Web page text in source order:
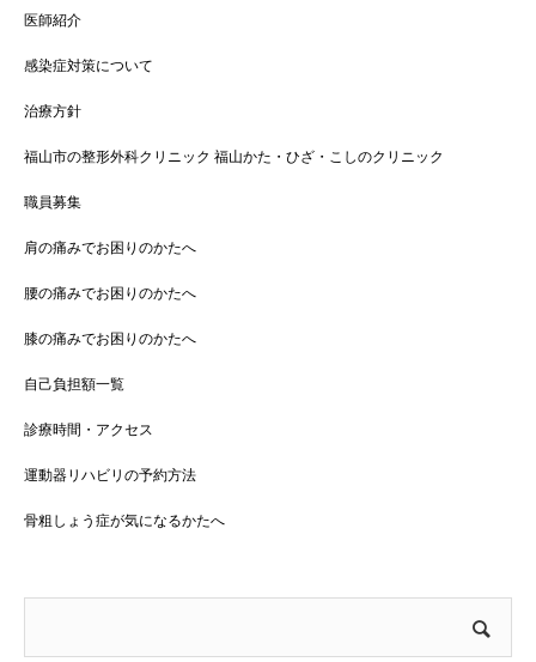
医師紹介
感染症対策について
治療方針
福山市の整形外科クリニック 福山かた・ひざ・こしのクリニック
職員募集
肩の痛みでお困りのかたへ
腰の痛みでお困りのかたへ
膝の痛みでお困りのかたへ
自己負担額一覧
診療時間・アクセス
運動器リハビリの予約方法
骨粗しょう症が気になるかたへ